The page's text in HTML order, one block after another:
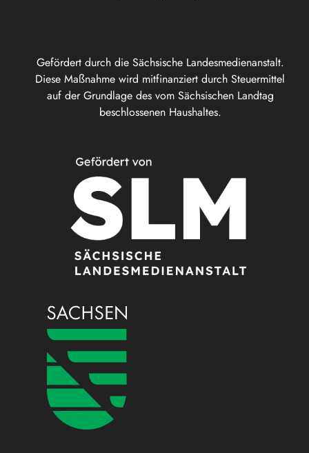
Gefördert durch die Sächsische Landesmedienanstalt.
Diese Maßnahme wird mitfinanziert durch Steuermittel
auf der Grundlage des vom Sächsischen Landtag
beschlossenen Haushaltes.